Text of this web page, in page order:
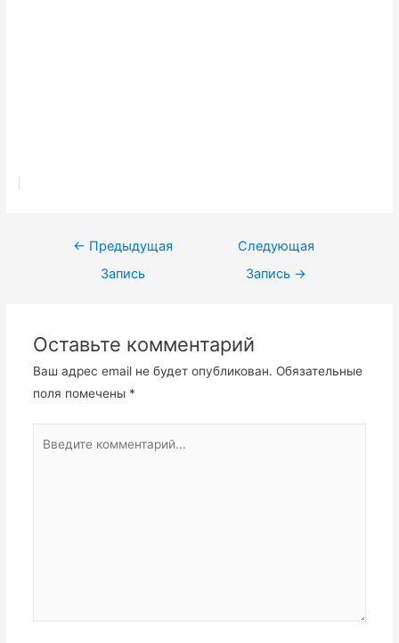
Навигация
← Предыдущая
Запись
Следующая
Запись →
Оставьте комментарий
Ваш адрес email не будет опубликован. Обязательные
поля помечены *